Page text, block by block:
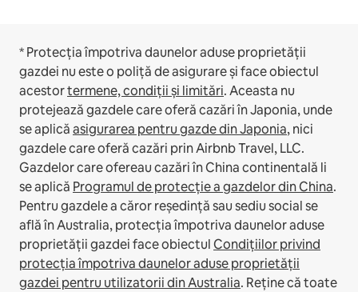
* Protecția împotriva daunelor aduse proprietății
gazdei nu este o poliță de asigurare și face obiectul
acestortermene, condiții și limitări.Aceasta nu
protejează gazdele care oferă cazări în Japonia, unde
se aplicăasigurarea pentru gazde din Japonia, nici
gazdele care oferă cazări prin Airbnb Travel, LLC.
Gazdelor care ofereau cazări în China continentală li
se aplică Programul de protecție a gazdelor din China.
Pentru gazdele a căror reședință sau sediu social se
află în Australia, protecția împotriva daunelor aduse
proprietății gazdei face obiectulCondițiilor privind
protecția împotriva daunelor aduse proprietății
gazdei pentru utilizatorii din Australia. Reține că toate